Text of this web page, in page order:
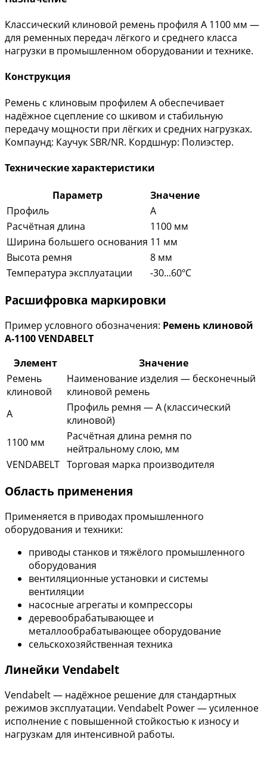
Классический клиновой ремень профиля A 1100 мм —
для ременных передач лёгкого и среднего класса
нагрузки в промышленном оборудовании и технике.
Конструкция
Ремень с клиновым профилем A обеспечивает
надёжное сцепление со шкивом и стабильную
передачу мощности при лёгких и средних нагрузках.
Компаунд: Каучук SBR/NR. Кордшнур: Полиэстер.
Технические характеристики
Параметр
Значение
Профиль
A
Расчётная длина
1100 мм
Ширина большего основания 11 мм
Высота ремня
8 мм
Температура эксплуатации
-30...60ºC
Расшифровка маркировки
Пример условного обозначения: Ремень клиновой
A-1100 VENDABELT
Элемент
Значение
Ремень
клиновой
Наименование изделия — бесконечный
клиновой ремень
A
Профиль ремня — A (классический
клиновой)
1100 мм
Расчётная длина ремня по
нейтральному слою, мм
VENDABELT Торговая марка производителя
Область применения
Применяется в приводах промышленного
оборудования и техники:
приводы станков и тяжёлого промышленного
оборудования
вентиляционные установки и системы
вентиляции
насосные агрегаты и компрессоры
деревообрабатывающее и
металлообрабатывающее оборудование
сельскохозяйственная техника
Линейки Vendabelt
Vendabelt — надёжное решение для стандартных
режимов эксплуатации. Vendabelt Power — усиленное
исполнение с повышенной стойкостью к износу и
нагрузкам для интенсивной работы.